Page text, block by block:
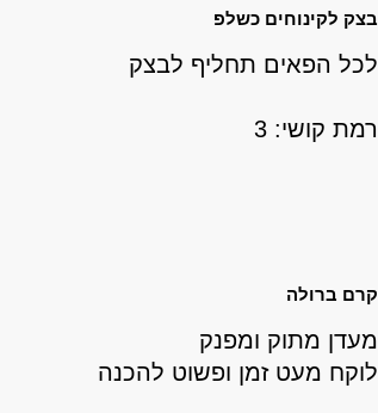
בצק לקינוחים כשלפ
לכל הפאים תחליף לבצק
רמת קושי: 3
קרם ברולה
מעדן מתוק ומפנק
לוקח מעט זמן ופשוט להכנה